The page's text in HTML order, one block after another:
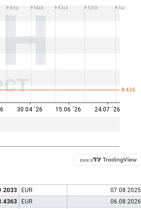
8.436
Апр.
30.04 ´26
Май Юни
15.06 ´26
Юли
24.07 ´26
Авг.
виж в
EUR
07.08.2025
EUR
06.08.2026